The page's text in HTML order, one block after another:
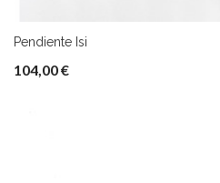
Pendiente Isi
104,00 €